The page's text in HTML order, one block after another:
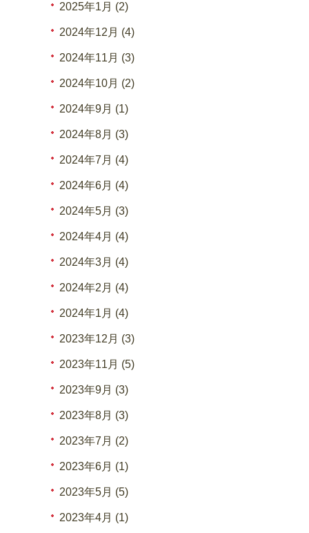
2025年1月 (2)
2024年12月 (4)
2024年11月 (3)
2024年10月 (2)
2024年9月 (1)
2024年8月 (3)
2024年7月 (4)
2024年6月 (4)
2024年5月 (3)
2024年4月 (4)
2024年3月 (4)
2024年2月 (4)
2024年1月 (4)
2023年12月 (3)
2023年11月 (5)
2023年9月 (3)
2023年8月 (3)
2023年7月 (2)
2023年6月 (1)
2023年5月 (5)
2023年4月 (1)